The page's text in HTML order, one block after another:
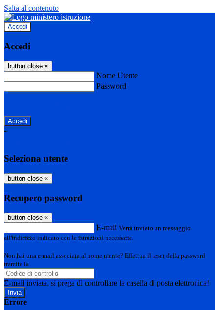
Salta al contenuto
Accedi
Accedi
button close ×
Nome Utente
Password
-
Seleziona utente
button close ×
Recupero password
button close ×
E-mail Verrà inviato un messaggio
all'indirizzo indicato con le istruzioni necessarie.
Non hai una e-mail associata al nome utente? Effettua il reset della password
tramite la
E-mail inviata, si prega di controllare la casella di posta elettronica!
Errore